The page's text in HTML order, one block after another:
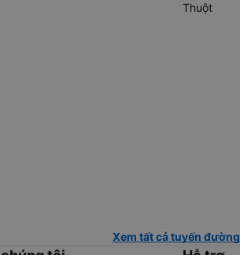
Thuột
Xem tất cả tuyến đường